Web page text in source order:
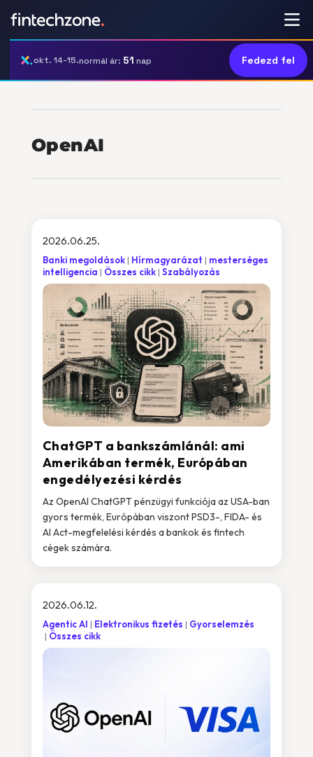
okt. 14-15.normál ár: 51 nap Fedezd fel
OpenAI
ChatGPT a bankszámlánál: ami
Amerikában termék, Európában
engedélyezési kérdés
2026.06.25.
Banki megoldások Hírmagyarázat
mesterséges
intelligencia
Összes cikk Szabályozás
Az OpenAI ChatGPT pénzügyi funkciója az USA-ban
gyors termék, Európában viszont PSD3-, FIDA- és
AI Act-megfelelési kérdés a bankok és fintech
cégek számára.
2026.06.12.
Agentic AI Elektronikus fizetés
Gyorselemzés
Összes cikk